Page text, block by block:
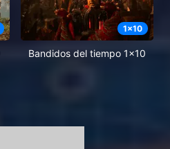
1x10
Bandidos del tiempo 1x10